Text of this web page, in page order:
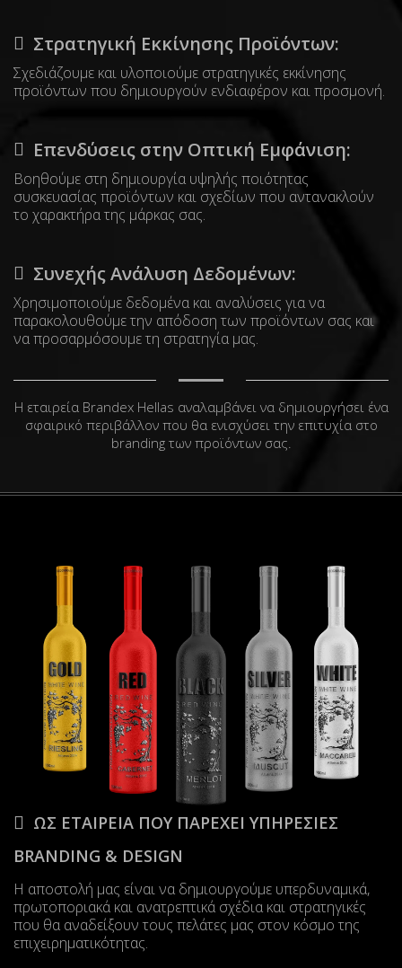
Στρατηγική Εκκίνησης Προϊόντων:
Σχεδιάζουμε και υλοποιούμε στρατηγικές εκκίνησης
προϊόντων που δημιουργούν ενδιαφέρον και προσμονή.
Επενδύσεις στην Οπτική Εμφάνιση:
Βοηθούμε στη δημιουργία υψηλής ποιότητας
συσκευασίας προϊόντων και σχεδίων που αντανακλούν
το χαρακτήρα της μάρκας σας.
Συνεχής Ανάλυση Δεδομένων:
Χρησιμοποιούμε δεδομένα και αναλύσεις για να
παρακολουθούμε την απόδοση των προϊόντων σας και
να προσαρμόσουμε τη στρατηγία μας.
Η εταιρεία Brandex Hellas αναλαμβάνει να δημιουργήσει ένα
σφαιρικό περιβάλλον που θα ενισχύσει την επιτυχία στο
branding των προϊόντων σας.
ΩΣ ΕΤΑΙΡΕΙΑ ΠΟΥ ΠΑΡΕΧΕΙ ΥΠΗΡΕΣΙΕΣ
BRANDING & DESIGN
Η αποστολή μας είναι να δημιουργούμε υπερδυναμικά,
πρωτοποριακά και ανατρεπτικά σχέδια και στρατηγικές
που θα αναδείξουν τους πελάτες μας στον κόσμο της
επιχειρηματικότητας.